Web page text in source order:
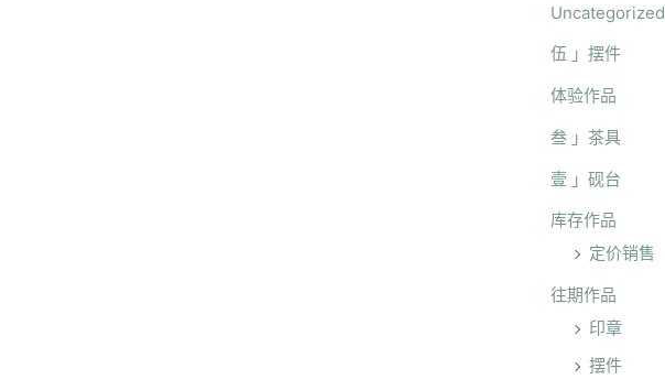
Uncategorized
伍 」摆件
体验作品
叁 」茶具
壹 」砚台
库存作品
定价销售
往期作品
印章
摆件